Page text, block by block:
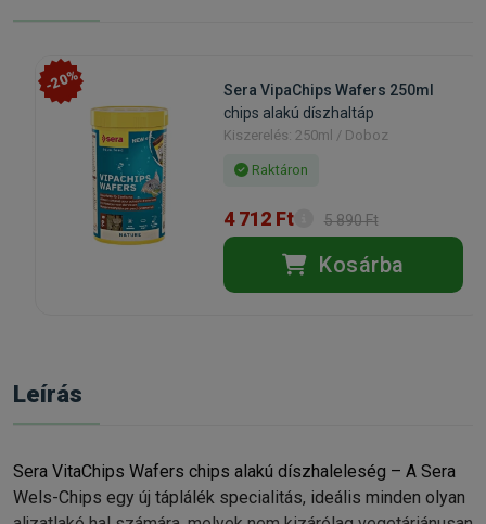
-20%
Sera VipaChips Wafers 250ml
chips alakú díszhaltáp
Kiszerelés: 250ml / Doboz
Raktáron
4 712 Ft 5 890 Ft
Kosárba
Leírás
Sera VitaChips Wafers chips alakú díszhaleleség – A Sera
Wels-Chips egy új táplálék specialitás, ideális minden olyan